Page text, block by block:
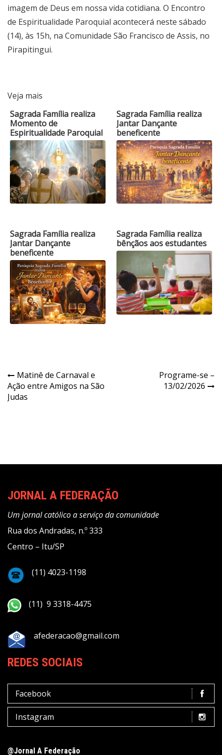
imagem de Deus em nossa vida cotidiana. O Encontro
de Espiritualidade Paroquial acontecerá neste sábado
(14), às 15h, na Comunidade São Francisco de Assis, no
Pirapitingui.
Veja mais
Sagrada Família realiza
Momento de
Espiritualidade Paroquial
Sagrada Família realiza
Jantar Dançante
beneficente
Sagrada Família realiza
Jantar Dançante
beneficente
Sagrada Família realiza
bênçãos aos estudantes
Navegação
de
Matinê de Carnaval e
Ação entre Amigos na São
Judas
Programe-se –
13/02/2026
JORNAL A FEDERAÇÃO
Um jornal católico a serviço da comunidade
Rua dos Andradas, n.º 333
Centro – Itu/SP
(11) 4023-1198
(11) 9 3318-4475
afederacao@gmail.com
REDES SOCIAIS
Facebook
Instagram
@Jornal A Federação